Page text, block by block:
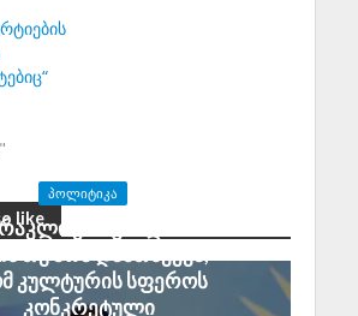
like
ᲞᲝᲚᲘᲢᲘᲙᲐ
კირცხალია:
კულტურის სფეროს
კონკრეტული